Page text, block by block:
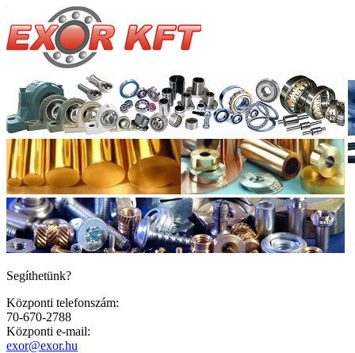
Segíthetünk?
Központi telefonszám:
70-670-2788
Központi e-mail:
exor@exor.hu